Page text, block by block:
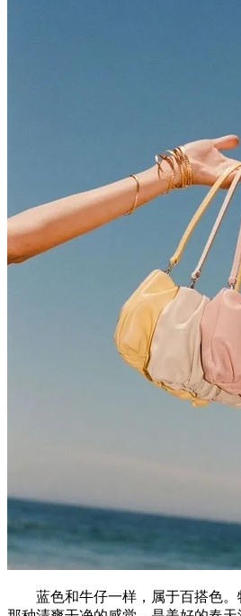
蓝色和牛仔一样，属于百搭色。